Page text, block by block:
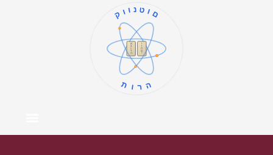
א
ב
ג
ד
ה
ו
ז
ח
ט
י
קוונטום
תורה